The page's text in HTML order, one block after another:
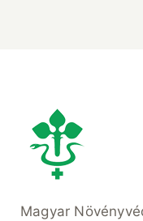
Magyar